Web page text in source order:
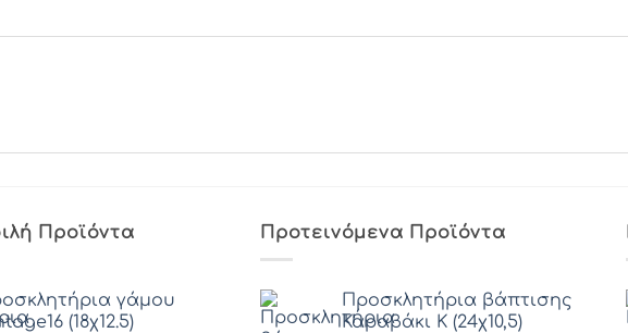
Προϊόντα
γάμου
(18χ12.5)
Προτεινόμενα Προϊόντα
Προσκλητήρια βάπτισης
Καραβάκι Κ (24χ10,5)